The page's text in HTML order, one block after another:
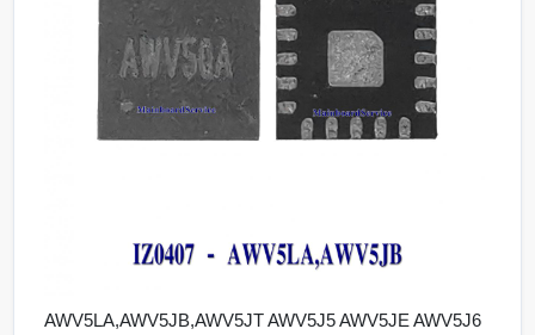
AWV5LA,AWV5JB,AWV5JT AWV5J5 AWV5JE AWV5J6